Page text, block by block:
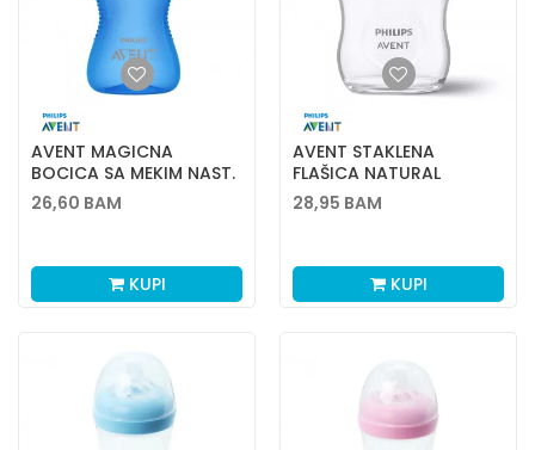
AVENT MAGICNA
BOCICA SA MEKIM NAST.
300ML, BOY 9M+
26,60 BAM
KUPI
AVENT STAKLENA
FLAŠICA NATURAL
RESPONSE 120ML 0758
28,95 BAM
KUPI